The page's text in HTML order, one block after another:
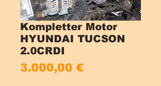
Kompletter Motor
HYUNDAI TUCSON
2.0CRDI
3.000,00 €